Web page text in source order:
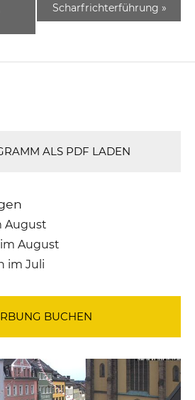
Scharfrichterführung »
ALS PDF LADEN
August
August
im Juli
BUCHEN